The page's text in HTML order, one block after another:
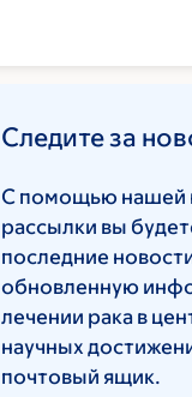
Следите за
С помощью нашей
рассылки вы
последние
обновленную
лечении рака в
научных
почтовый ящик.